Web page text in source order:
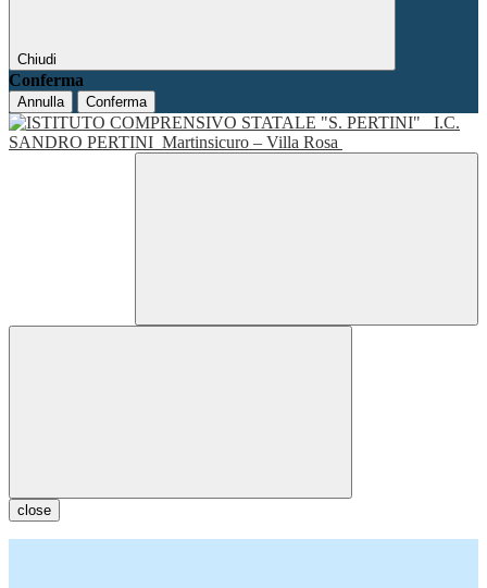
Chiudi
Conferma
Annulla Conferma
I.C.
SANDRO PERTINI Martinsicuro – Villa Rosa
close